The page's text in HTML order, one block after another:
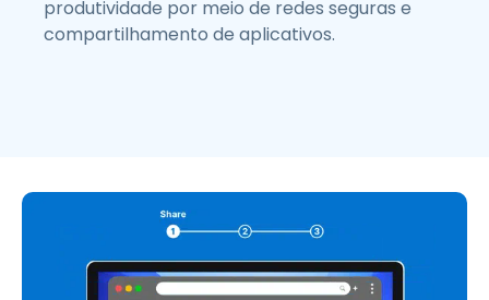
produtividade por meio de redes seguras e
compartilhamento de aplicativos.